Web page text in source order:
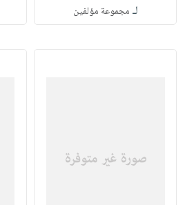
لـ مجموعة مؤلفين